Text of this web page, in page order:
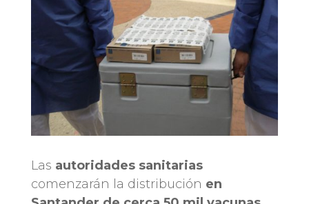
Las autoridades sanitarias
comenzarán la distribución en